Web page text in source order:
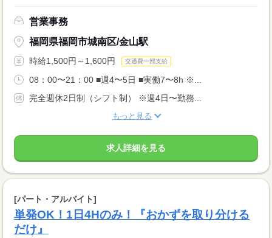
営業事務
福岡県福岡市城南区/金山駅
時給1,500円～1,600円 交通費一部支給
08：00〜21：00 ■週4〜5日 ■実働7〜8h ※...
完全週休2日制（シフト制） ※週4日〜勤務...
もっと見る
求人詳細を見る
[パート・アルバイト]
単発OK！1日4Hのみ！『おかずを取り分ける
だけ』